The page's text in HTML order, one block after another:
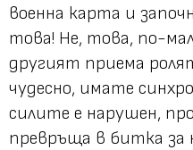
военна карта и
това! Не, това, по-
другият приема
чудесно, имате
силите е нарушен,
превръща в битка за